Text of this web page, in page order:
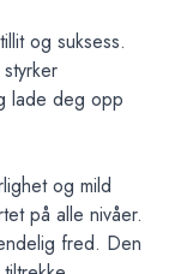
og suksess.
lade deg opp
og mild
på alle nivåer.
fred. Den